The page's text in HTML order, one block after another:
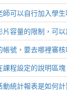
師可以自行加入學生
片容量的限制，可
帳號，要去哪裡審核
課程設定的說明區
動統計報表是如何